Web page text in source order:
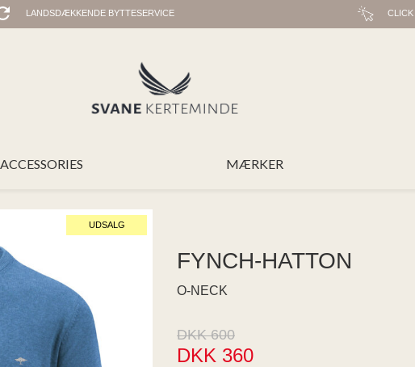
LANDSDÆKKENDE BYTTESERVICE
ACCESSORIES MÆRKER
UDSALG
FYNCH-HATTON
O-NECK
DKK 600
DKK 360